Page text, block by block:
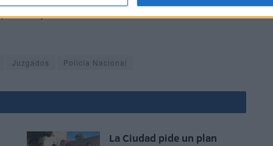
y el esclarecimiento denuevos delitos
Juzgados Policía Nacional
La Ciudad pide un plan